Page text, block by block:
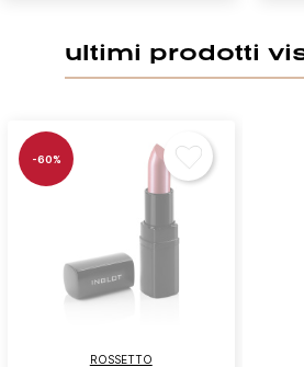
ultimi prodotti
ROSSETTO
-60%